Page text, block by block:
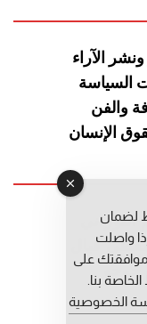
ونشر الآراء
السياسة
والفن
الإنسان
قبال
حوحو
لضمان
واصلت
على
بنا.
الخصوصية